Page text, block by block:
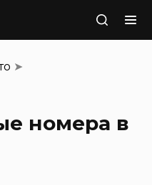
Поиск
➤
номера в